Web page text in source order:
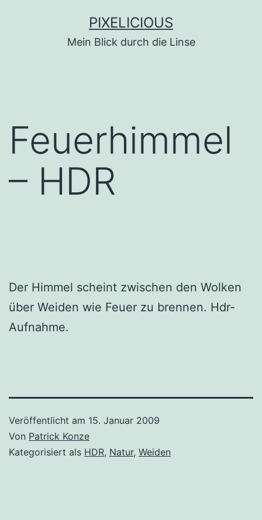
PIXELICIOUS
Mein Blick durch die Linse
Feuerhimmel
– HDR
Der Himmel scheint zwischen den Wolken
über Weiden wie Feuer zu brennen. Hdr-
Aufnahme.
Veröffentlicht am 15. Januar 2009
Von Patrick Konze
Kategorisiert als HDR, Natur, Weiden